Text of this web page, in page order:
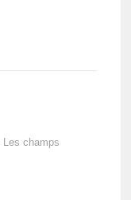
Les champs